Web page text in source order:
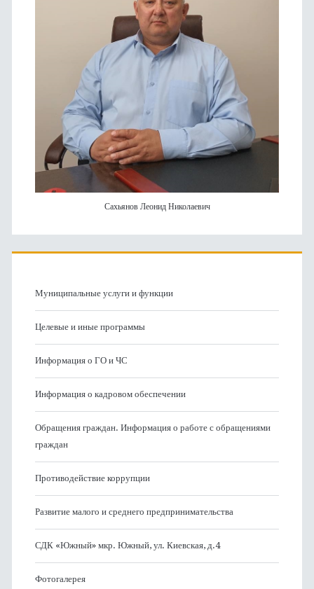
Сахьянов Леонид Николаевич
Муниципальные услуги и функции
Целевые и иные программы
Информация о ГО и ЧС
Информация о кадровом обеспечении
Обращения граждан. Информация о работе с обращениями
граждан
Противодействие коррупции
Развитие малого и среднего предпринимательства
СДК «Южный» мкр. Южный, ул. Киевская, д.4
Фотогалерея